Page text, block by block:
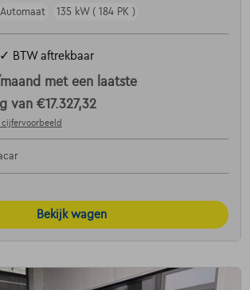
Automaat 135 kW ( 184 PK )
✓ BTW aftrekbaar
met een laatste
van €17.327,32
Bekijk wagen